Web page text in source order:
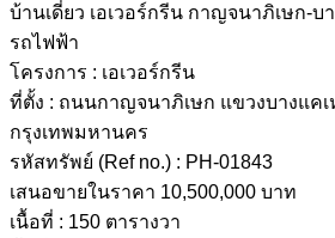
บ้านเดี่ยว เอเวอร์กรีน กาญจนาภิเษก-บ
รถไฟฟ้า
โครงการ : เอเวอร์กรีน
ที่ตั้ง : ถนนกาญจนาภิเษก แขวงบางแคเ
กรุงเทพมหานคร
รหัสทรัพย์ (Ref no.) : PH-01843
เสนอขายในราคา 10,500,000 บาท
เนื้อที่ : 150 ตารางวา